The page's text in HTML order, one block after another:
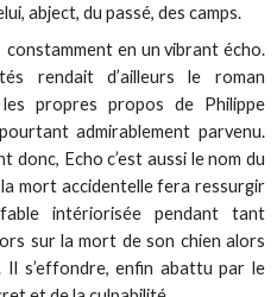
abject, du passé, des camps.
en un vibrant écho.
rendait d’ailleurs le roman
propres propos de Philippe
admirablement parvenu.
donc, Echo c’est aussi le nom du
mort accidentelle fera ressurgir
intériorisée pendant tant
sur la mort de son chien alors
Il s’effondre, enfin abattu par le